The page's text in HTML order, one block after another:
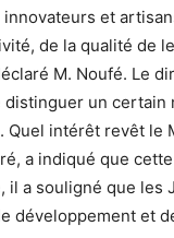
et
de la qualité de
M. Noufé. Le
distinguer un
intérêt revêt le
a indiqué que
a souligné que les
développement et